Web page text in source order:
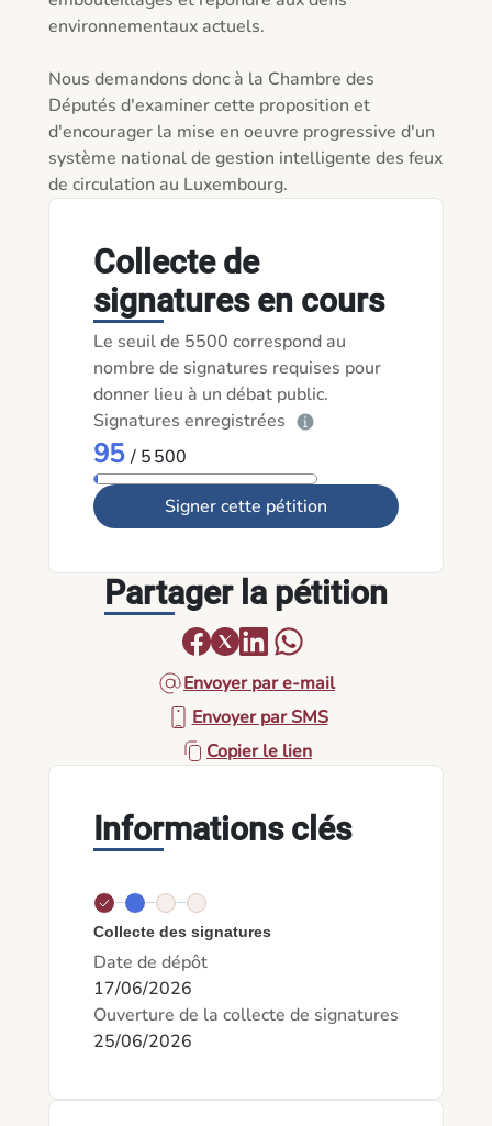
environnementaux actuels.
Nous demandons donc à la Chambre des
Députés d'examiner cette proposition et
d'encourager la mise en oeuvre progressive d'un
système national de gestion intelligente des feux
de circulation au Luxembourg.
Collecte de
signatures en cours
Le seuil de 5500 correspond au
nombre de signatures requises pour
donner lieu à un débat public.
Signatures enregistrées
95 / 5 500
Signer cette pétition
Partager la pétition
Envoyer par e-mail
Envoyer par SMS
Copier le lien
Informations clés
Collecte des signatures
Date de dépôt
17/06/2026
Ouverture de la collecte de signatures
25/06/2026